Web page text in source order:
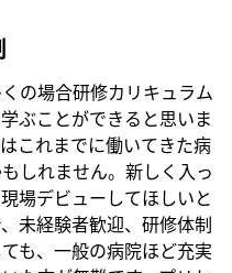
の場合研修カリキュラム
ぶことができると思いま
これまでに働いてきた病
しれません。新しく入っ
場デビューしてほしいと
未経験者歓迎、研修体制
も、一般の病院ほど充実